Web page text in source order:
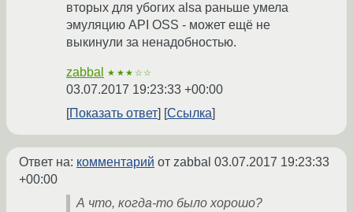
вторых для убогих alsa раньше умела
эмуляцию API OSS - может ещё не
выкинули за ненадобностью.
zabbal ★★★☆☆
03.07.2017 19:23:33 +00:00
Показать ответ
Ссылка
Ответ на: комментарий от zabbal 03.07.2017 19:23:33
+00:00
А что, когда-то было хорошо?